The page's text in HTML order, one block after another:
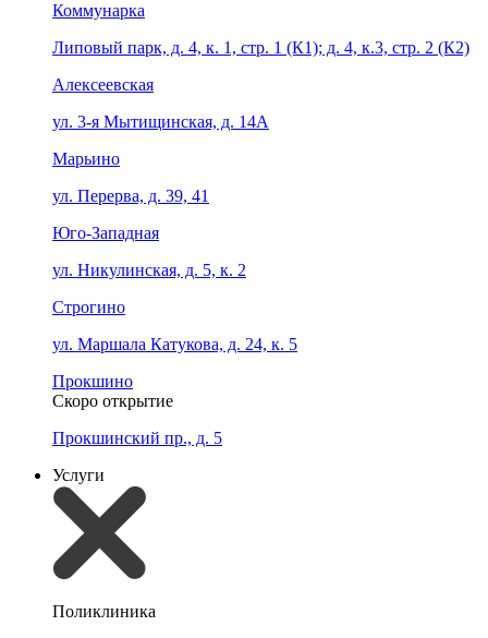
Коммунарка
Липовый парк, д. 4, к. 1, стр. 1 (К1); д. 4, к.3, стр. 2 (К2)
Алексеевская
ул. 3-я Мытищинская, д. 14А
Марьино
ул. Перерва, д. 39, 41
Юго-Западная
ул. Никулинская, д. 5, к. 2
Строгино
ул. Маршала Катукова, д. 24, к. 5
Прокшино
Скоро открытие
Прокшинский пр., д. 5
Услуги
Поликлиника